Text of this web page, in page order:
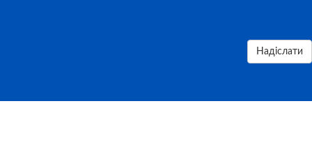
Надіслати